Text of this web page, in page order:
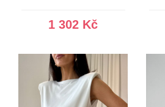
1 302 Kč